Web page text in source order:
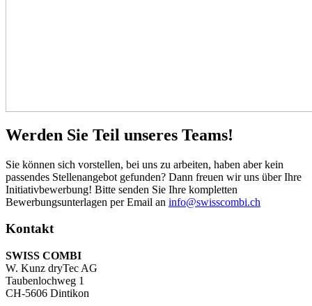
Werden Sie Teil unseres Teams!
Sie können sich vorstellen, bei uns zu arbeiten, haben aber kein
passendes Stellenangebot gefunden? Dann freuen wir uns über Ihre
Initiativbewerbung! Bitte senden Sie Ihre kompletten
Bewerbungsunterlagen per Email an info@swisscombi.ch
Kontakt
SWISS COMBI
W. Kunz dryTec AG
Taubenlochweg 1
CH-5606 Dintikon